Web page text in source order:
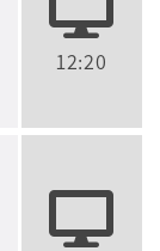
12:20